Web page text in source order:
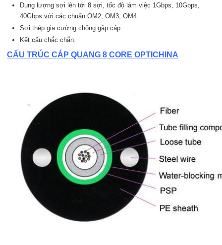
Dung lượng sợi lên tới 8 sợi, tốc độ làm việc 1Gbps, 10Gbps,
40Gbps với các chuẩn OM2, OM3, OM4
Sợi thép gia cường chống gập cáp.
Kết cấu chắc chắn.
CẤU TRÚC CÁP QUANG 8 CORE OPTICHINA